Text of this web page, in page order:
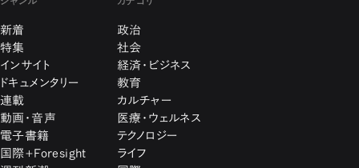
新着
特集
インサイト
ドキュメンタリー
連載
動画・音声
電子書籍
国際+Foresight
政治
社会
経済・ビジネス
教育
カルチャー
医療・ウェルネス
テクノロジー
ライフ